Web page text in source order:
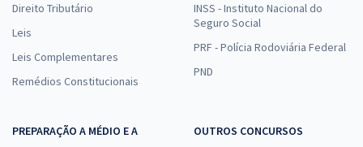
Direito Tributário
Leis
Leis Complementares
Remédios Constitucionais
INSS - Instituto Nacional do
Seguro Social
PRF - Polícia Rodoviária Federal
PND
PREPARAÇÃO A MÉDIO E A
OUTROS CONCURSOS